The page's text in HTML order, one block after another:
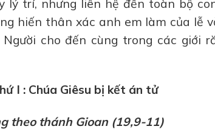
lý trí, nhưng liên hệ đến toàn bộ
hiến thân xác anh em làm của lễ
cho đến cùng trong các giới
I : Chúa Giêsu bị kết án tử
theo thánh Gioan (19,9-11)